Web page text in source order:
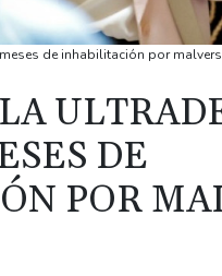
de inhabilitación por
DE
POR